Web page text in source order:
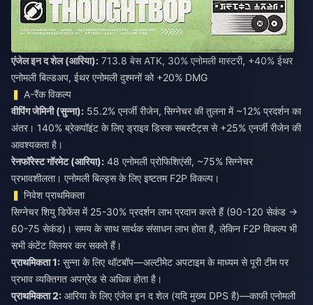
एंजेल इन द शेल (आरिया): 713.8 बेस ATK, 30% एनोमली मास्टरी, +40% ईथर
एनोमली बिल्डअप, ईथर एनोमली दुश्मनों को +20% DMG
A-रैंक विकल्प
वीपिंग जेमिनी (सुन्ना): 55.2% एनर्जी रीजेन, सिग्नेचर की तुलना में ~12% प्रदर्शन का
अंतर। 140% ब्रेकपॉइंट के लिए ड्राइव डिस्क सबस्टैट्स से +25% एनर्जी रीजेन की
आवश्यकता है।
रेनफॉरेस्ट गॉरमेट (आरिया): 48 एनोमली प्रोफिशिएंसी, ~75% सिग्नेचर
प्रभावशीलता। एनोमली बिल्ड्स के लिए इष्टतम F2P विकल्प।
निवेश प्राथमिकता
सिग्नेचर शियु डिफेंस में 25-30% प्रदर्शन लाभ प्रदान करते हैं (90-120 सेकंड →
60-75 सेकंड)। समय के साथ सार्थक संसाधन लाभ होता है, लेकिन F2P विकल्प भी
सभी कंटेंट क्लियर कर सकते हैं।
प्राथमिकता 1: सुन्ना के लिए थॉटबॉप—अल्टीमेट अपटाइम के माध्यम से पूरी टीम पर
प्रभाव व्यक्तिगत अपग्रेड से अधिक होता है।
प्राथमिकता 2: आरिया के लिए एंजेल इन द शेल (यदि मुख्य DPS है)—काफी एनोमली